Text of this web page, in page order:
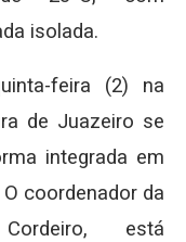
isolada.
feira (2) na
de Juazeiro se
integrada em
coordenador da
está